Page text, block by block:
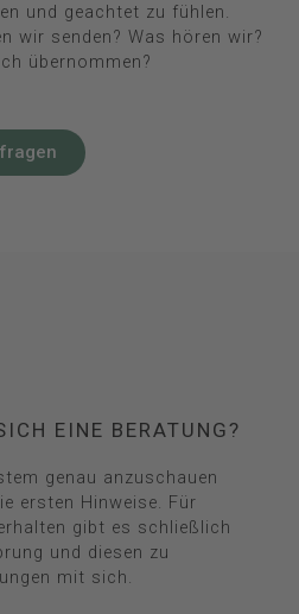
und geachtet zu fühlen.
wir senden? Was hören wir?
übernommen?
EINE BERATUNG?
genau anzuschauen
ersten Hinweise. Für
gibt es schließlich
und diesen zu
mit sich.